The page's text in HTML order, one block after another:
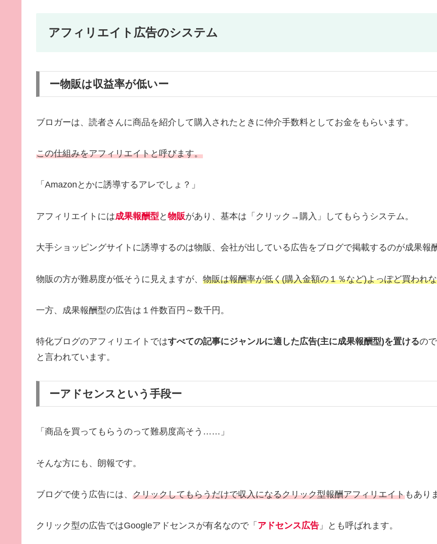
アフィリエイト広告のシステム
ー物販は収益率が低いー
ブロガーは、読者さんに商品を紹介して購入されたときに仲介手数料としてお金をもらいます。
この仕組みをアフィリエイトと呼びます。
「Amazonとかに誘導するアレでしょ？」
アフィリエイトには成果報酬型 と 物販があり、基本は「クリック→購入」してもらうシステム。
大手ショッピングサイトに誘導するのは物販、会社が出している広告をブログで掲載するのが成果報
物販の方が難易度が低そうに見えますが、 物販は報酬率が低く(購入金額の１％など)よっぽど買われ
一方、成果報酬型の広告は１件数百円～数千円。
特化ブログのアフィリエイトではすべての記事にジャンルに適した広告(主に成果報酬型)を置けるの
と言われています。
ーアドセンスという手段ー
「商品を買ってもらうのって難易度高そう……」
そんな方にも、朗報です。
ブログで使う広告には、 クリックしてもらうだけで収入になるクリック型報酬アフィリエイトもあり
クリック型の広告ではGoogleアドセンスが有名なので「 アドセンス広告 」とも呼ばれます。